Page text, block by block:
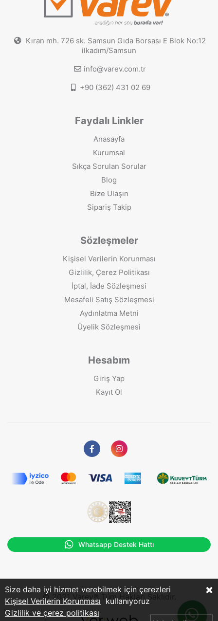
Kıran mh. 726 sk. Samsun Gıda Borsası E Blok No:12
ilkadım/Samsun
info@varev.com.tr
+90 (362) 431 02 69
Faydalı Linkler
Anasayfa
Kurumsal
Sıkça Sorulan Sorular
Blog
Bize Ulaşın
Sipariş Takip
Sözleşmeler
Kişisel Verilerin Korunması
Gizlilik, Çerez Politikası
İptal, İade Sözleşmesi
Mesafeli Satış Sözleşmesi
Aydınlatma Metni
Üyelik Sözleşmesi
Hesabım
Giriş Yap
Kayıt Ol
Whatsapp Destek Hattı
© 2021 Varev® Tüm Hakları Saklıdır.
×
Size daha iyi hizmet verebilmek için çerezleri
kullanıyoruz
Kişisel Verilerin Korunması
Gizlilik ve çerez politikası